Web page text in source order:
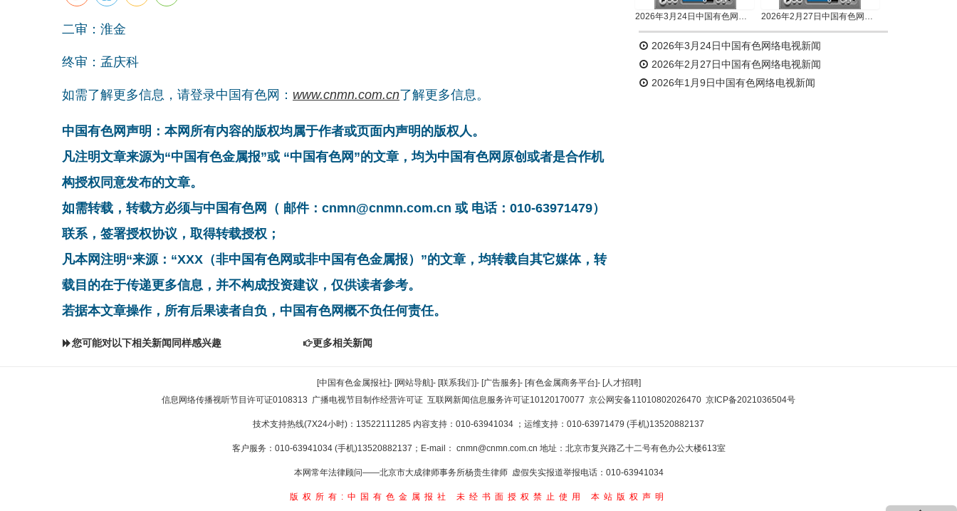
二审：淮金
终审：孟庆科
如需了解更多信息，请登录中国有色网： www.cnmn.com.cn了解更多信息。
中国有色网声明：本网所有内容的版权均属于作者或页面内声明的版权人。
凡注明文章来源为“中国有色金属报”或 “中国有色网”的文章，均为中国有色网原创或者是合作机
构授权同意发布的文章。
如需转载，转载方必须与中国有色网（ 邮件：cnmn@cnmn.com.cn 或 电话：010-63971479）
联系，签署授权协议，取得转载授权；
凡本网注明“来源：“XXX（非中国有色网或非中国有色金属报）”的文章，均转载自其它媒体，转
载目的在于传递更多信息，并不构成投资建议，仅供读者参考。
若据本文章操作，所有后果读者自负，中国有色网概不负任何责任。
您可能对以下相关新闻同样感兴趣 更多相关新闻
2026年3月24日中国有色网络电视新闻 2026年2月27日中国有色网络电视新闻
2026年3月24日中国有色网络电视新闻
2026年2月27日中国有色网络电视新闻
2026年1月9日中国有色网络电视新闻
[中国有色金属报社]- [网站导航]- [联系我们]- [广告服务]- [有色金属商务平台]- [人才招聘]
信息网络传播视听节目许可证0108313 广播电视节目制作经营许可证 互联网新闻信息服务许可证10120170077 京公网安备11010802026470 京ICP备2021036504号
技术支持热线(7X24小时)：13522111285 内容支持：010-63941034 ；运维支持：010-63971479 (手机)13520882137
客户服务：010-63941034 (手机)13520882137；E-mail： cnmn@cnmn.com.cn 地址：北京市复兴路乙十二号有色办公大楼613室
本网常年法律顾问——北京市大成律师事务所杨贵生律师 虚假失实报道举报电话：010-63941034
版权所有:中国有色金属报社 未经书面授权禁止使用 本站版权声明